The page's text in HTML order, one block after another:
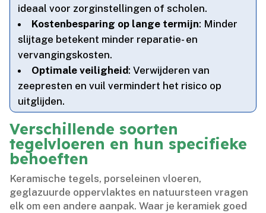
ideaal voor zorginstellingen of scholen.​
Kostenbesparing op lange termijn: Minder
slijtage betekent minder reparatie- en
vervangingskosten.​
Optimale veiligheid: Verwijderen van
zeepresten en vuil vermindert het risico op
uitglijden.​
Verschillende soorten
tegelvloeren en hun specifieke
behoeften
Keramische tegels, porseleinen vloeren,
geglazuurde oppervlaktes en natuursteen vragen
elk om een andere aanpak.​ Waar je keramiek goed